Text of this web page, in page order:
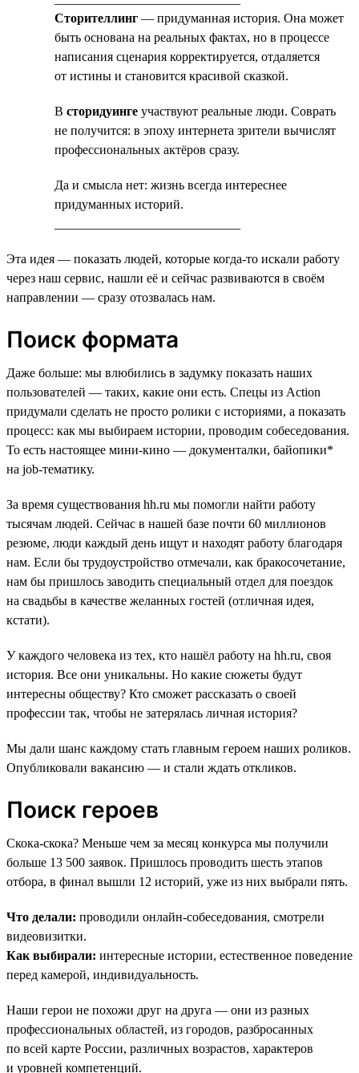
Сторителлинг — придуманная история. Она может
быть основана на реальных фактах, но в процессе
написания сценария корректируется, отдаляется
от истины и становится красивой сказкой.
В сторидуинге участвуют реальные люди. Соврать
не получится: в эпоху интернета зрители вычислят
профессиональных актёров сразу.
Да и смысла нет: жизнь всегда интереснее
придуманных историй.
Эта идея — показать людей, которые когда-то искали работу
через наш сервис, нашли её и сейчас развиваются в своём
направлении — сразу отозвалась нам.
Поиск формата
Даже больше: мы влюбились в задумку показать наших
пользователей — таких, какие они есть. Спецы из Action
придумали сделать не просто ролики с историями, а показать
процесс: как мы выбираем истории, проводим собеседования.
То есть настоящее мини-кино — документалки, байопики*
на job-тематику.
За время существования hh.ru мы помогли найти работу
тысячам людей. Сейчас в нашей базе почти 60 миллионов
резюме, люди каждый день ищут и находят работу благодаря
нам. Если бы трудоустройство отмечали, как бракосочетание,
нам бы пришлось заводить специальный отдел для поездок
на свадьбы в качестве желанных гостей (отличная идея,
кстати).
У каждого человека из тех, кто нашёл работу на hh.ru, своя
история. Все они уникальны. Но какие сюжеты будут
интересны обществу? Кто сможет рассказать о своей
профессии так, чтобы не затерялась личная история?
Мы дали шанс каждому стать главным героем наших роликов.
Опубликовали вакансию — и стали ждать откликов.
Поиск героев
Скока-скока? Меньше чем за месяц конкурса мы получили
больше 13 500 заявок. Пришлось проводить шесть этапов
отбора, в финал вышли 12 историй, уже из них выбрали пять.
Что делали: проводили онлайн-собеседования, смотрели
видеовизитки.
Как выбирали: интересные истории, естественное поведение
перед камерой, индивидуальность.
Наши герои не похожи друг на друга — они из разных
профессиональных областей, из городов, разбросанных
по всей карте России, различных возрастов, характеров
и уровней компетенций.